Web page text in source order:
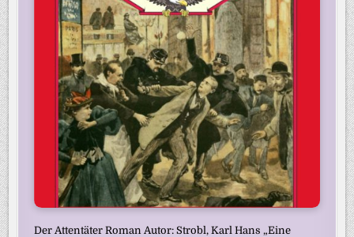
Der Attentäter Roman Autor: Strobl, Karl Hans „Eine